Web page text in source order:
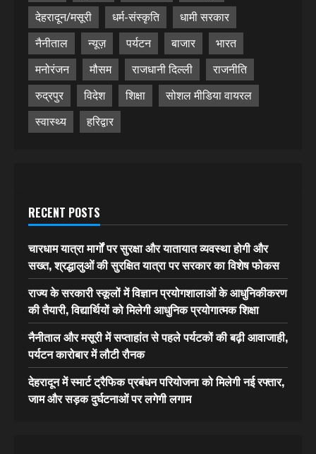
देहरादून/मसूरी
धर्म-संस्कृति
धामी सरकार
नैनीताल
न्यूज़ पर्यटन बाजार
भारत
मनोरंजन
मौसम राजधानी दिल्ली
राजनीति
रुद्रपुर
विदेश शिक्षा
सोशल मीडिया वायरल
स्वास्थ्य
हरिद्वार
RECENT POSTS
चारधाम यात्रा मार्गों पर सुरक्षा और यातायात व्यवस्था होगी और
सख्त, श्रद्धालुओं की सुरक्षित यात्रा पर सरकार का विशेष फोकस
राज्य के सरकारी स्कूलों में विज्ञान प्रयोगशालाओं के आधुनिकीकरण
की तैयारी, विद्यार्थियों को मिलेगी आधुनिक प्रयोगात्मक शिक्षा
नैनीताल और मसूरी में सप्ताहांत से पहले पर्यटकों की बढ़ी आवाजाही,
पर्यटन कारोबार में लौटी रौनक
देहरादून में स्मार्ट ट्रैफिक प्रबंधन परियोजना को मिलेगी नई रफ्तार,
जाम और सड़क दुर्घटनाओं पर लगेगी लगाम